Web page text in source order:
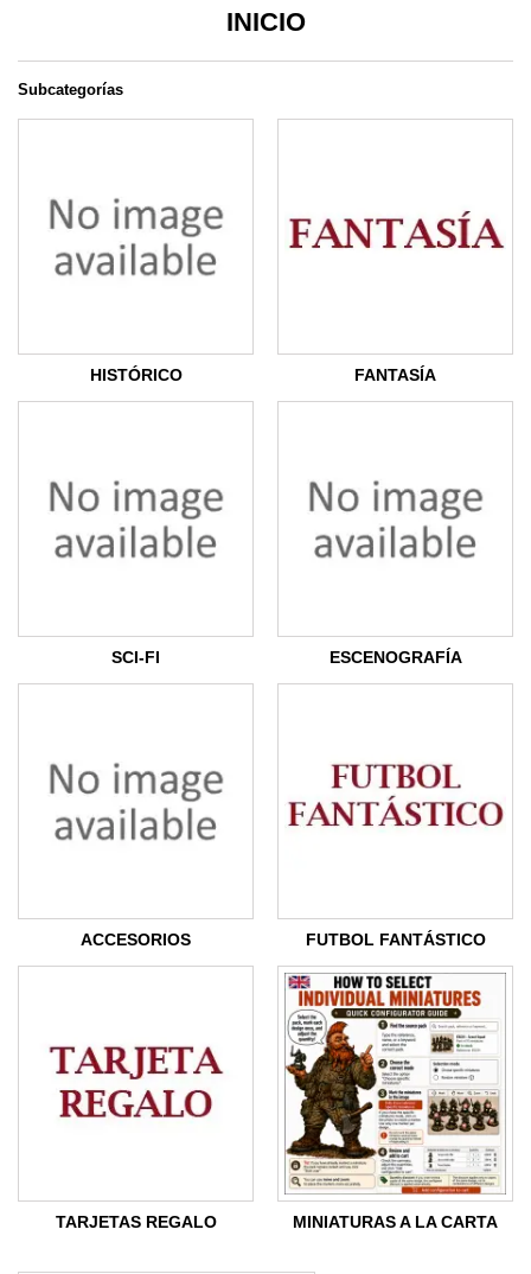
INICIO
Subcategorías
HISTÓRICO FANTASÍA
SCI-FI ESCENOGRAFÍA
ACCESORIOS FUTBOL FANTÁSTICO
TARJETAS REGALO MINIATURAS A LA CARTA